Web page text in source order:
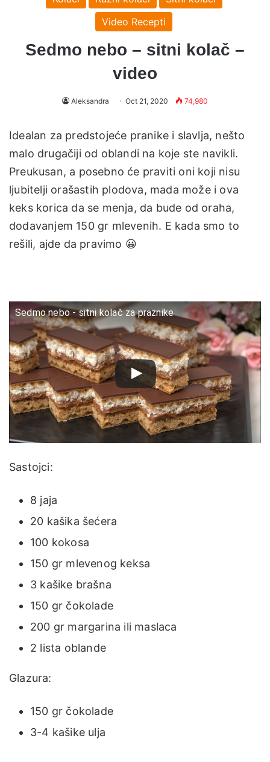
Video Recepti
Sedmo nebo – sitni kolač –
video
Aleksandra Oct 21, 2020 74,980
Idealan za predstojeće pranike i slavlja, nešto
malo drugačiji od oblandi na koje ste navikli.
Preukusan, a posebno će praviti oni koji nisu
ljubitelji orašastih plodova, mada može i ova
keks korica da se menja, da bude od oraha,
dodavanjem 150 gr mlevenih. E kada smo to
rešili, ajde da pravimo 😀
Sedmo nebo - sitni kolač za praznike
Sastojci:
8 jaja
20 kašika šećera
100 kokosa
150 gr mlevenog keksa
3 kašike brašna
150 gr čokolade
200 gr margarina ili maslaca
2 lista oblande
Glazura:
150 gr čokolade
3-4 kašike ulja